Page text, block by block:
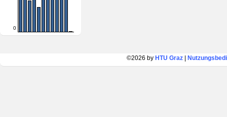
0
©2026 by HTU Graz|